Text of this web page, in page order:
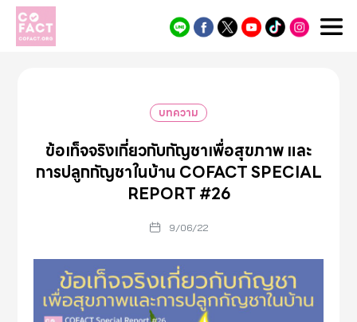
Cofact
บทความ
ข้อเท็จจริงเกี่ยวกับกัญชาเพื่อสุขภาพ และ
การปลูกกัญชาในบ้าน COFACT SPECIAL
REPORT #26
9/06/22